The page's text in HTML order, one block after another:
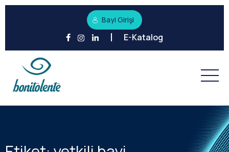
Bayi Girişi
E-Katalog